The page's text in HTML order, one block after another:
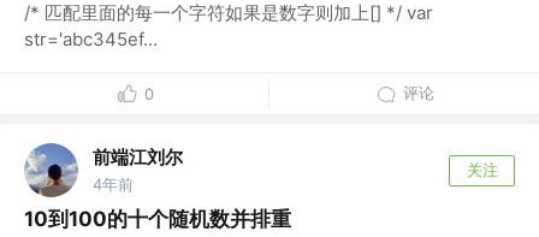
/* 匹配里面的每一个字符如果是数字则加上[] */ var
str='abc345ef...
0 评论
前端江刘尔
4年前
关注
10到100的十个随机数并排重